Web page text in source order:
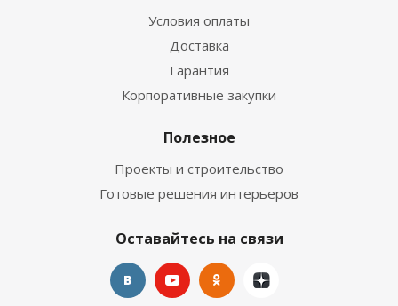
Условия оплаты
Доставка
Гарантия
Корпоративные закупки
Полезное
Проекты и строительство
Готовые решения интерьеров
Оставайтесь на связи